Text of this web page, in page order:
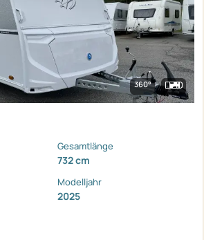
360°
Gesamtlänge
732 cm
Modelljahr
2025